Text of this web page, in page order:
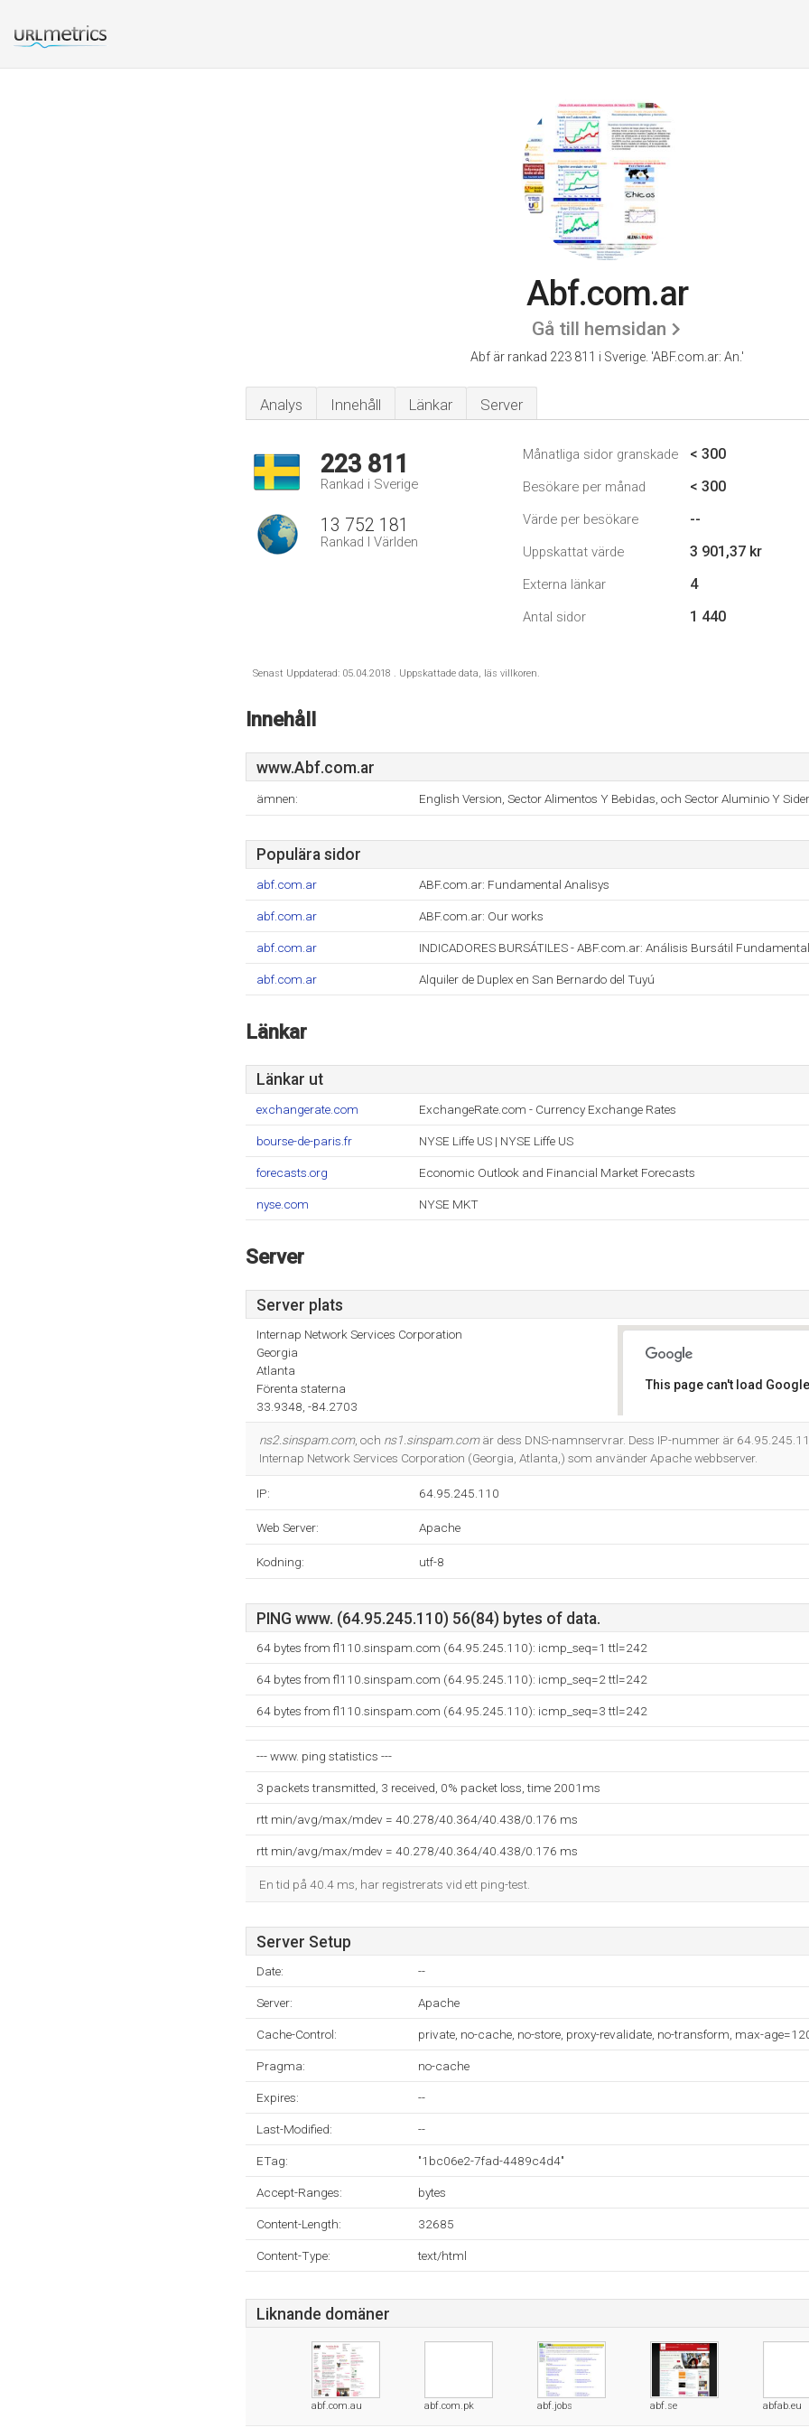
Abf.com.ar
Gå till hemsidan
Abf är rankad 223 811 i Sverige. 'ABF.com.ar: An.'
Analys Innehåll Länkar Server
223 811
Rankad i Sverige
13 752 181
Rankad I Världen
Månatliga sidor granskade < 300
Besökare per månad < 300
Värde per besökare --
Uppskattat värde 3 901,37 kr
Externa länkar 4
Antal sidor 1 440
Senast Uppdaterad: 05.04.2018 . Uppskattade data, läs villkoren.
Innehåll
www.Abf.com.ar
ämnen: English Version, Sector Alimentos Y Bebidas, och Sector Aluminio Y
Populära sidor
abf.com.ar ABF.com.ar: Fundamental Analisys
abf.com.ar ABF.com.ar: Our works
abf.com.ar INDICADORES BURSÁTILES - ABF.com.ar: Análisis Bursátil Fundamental
abf.com.ar Alquiler de Duplex en San Bernardo del Tuyú
Länkar
Länkar ut
exchangerate.com ExchangeRate.com - Currency Exchange Rates
bourse-de-paris.fr NYSE Liffe US | NYSE Liffe US
forecasts.org Economic Outlook and Financial Market Forecasts
nyse.com NYSE MKT
Server
Server plats
Internap Network Services Corporation
Georgia
Atlanta
Förenta staterna
33.9348, -84.2703
This page can't load
ns2.sinspam.com, och ns1.sinspam.comär dess DNS-namnservrar. Dess IP-nummer är
Internap Network Services Corporation (Georgia, Atlanta,) som använder Apache webbserver.
IP: 64.95.245.110
Web Server: Apache
Kodning: utf-8
PING www. (64.95.245.110) 56(84) bytes of data.
64 bytes from fl110.sinspam.com (64.95.245.110): icmp_seq=1 ttl=242
64 bytes from fl110.sinspam.com (64.95.245.110): icmp_seq=2 ttl=242
64 bytes from fl110.sinspam.com (64.95.245.110): icmp_seq=3 ttl=242
--- www. ping statistics ---
3 packets transmitted, 3 received, 0% packet loss, time 2001ms
rtt min/avg/max/mdev = 40.278/40.364/40.438/0.176 ms
rtt min/avg/max/mdev = 40.278/40.364/40.438/0.176 ms
En tid på 40.4 ms, har registrerats vid ett ping-test.
Server Setup
Date: --
Server: Apache
Cache-Control: private, no-cache, no-store, proxy-revalidate, no-transform, max-
Pragma: no-cache
Expires: --
Last-Modified: --
ETag: "1bc06e2-7fad-4489c4d4"
Accept-Ranges: bytes
Content-Length: 32685
Content-Type: text/html
Liknande domäner
abf.com.au abf.com.pk abf.jobs abf.se abfab.eu